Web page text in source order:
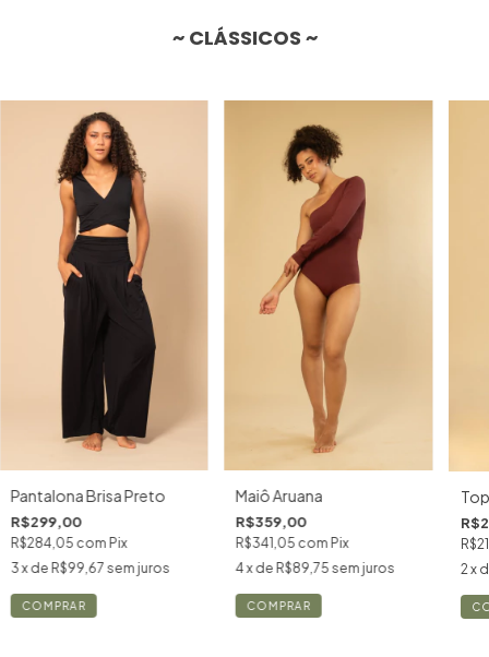
~ CLÁSSICOS ~
Pantalona Brisa Preto
R$299,00
R$284,05 com Pix
3x de R$99,67 sem juros
COMPRAR
Maiô Aruana
R$359,00
R$341,05 com Pix
4x de R$89,75 sem juros
COMPRAR
2 x